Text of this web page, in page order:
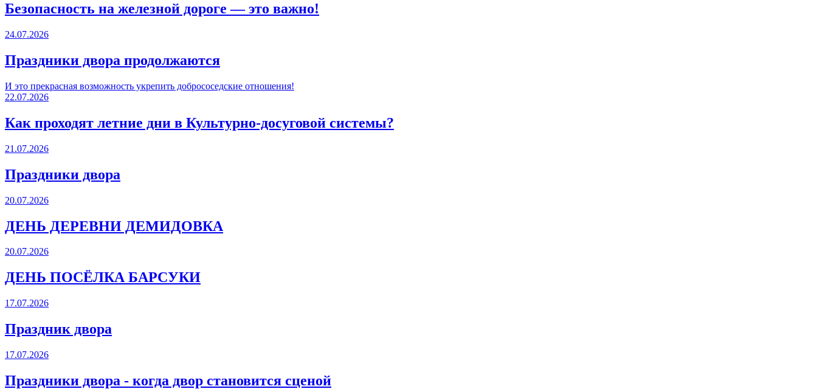
Безопасность на железной дороге — это важно!
24.07.2026
Праздники двора продолжаются
И это прекрасная возможность укрепить добрососедские отношения!
22.07.2026
Как проходят летние дни в Культурно-досуговой системы?
21.07.2026
Праздники двора
20.07.2026
ДЕНЬ ДЕРЕВНИ ДЕМИДОВКА
20.07.2026
ДЕНЬ ПОСЁЛКА БАРСУКИ
17.07.2026
Праздник двора
17.07.2026
Праздники двора - когда двор становится сценой